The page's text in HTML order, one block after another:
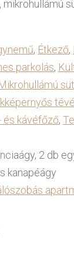
, Étkező,
parkolás,
tévé
és kávéfőző,
2 db
kanapéágy